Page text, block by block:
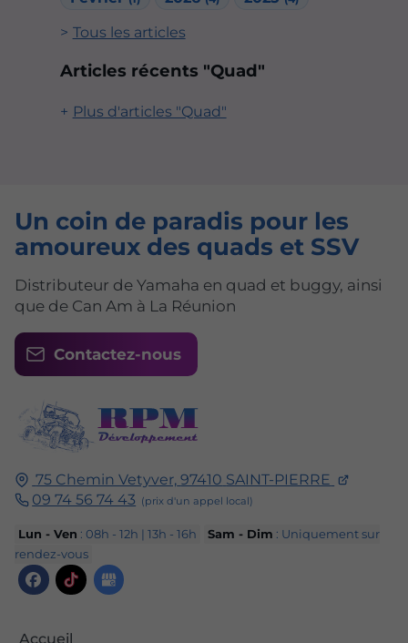
Tous les articles
Articles récents "Quad"
Plus d'articles "Quad"
75 Chemin Vetyver, 97410 SAINT-PIERRE
09 74 56 74 43
Lun - Ven : 08h - 12h | 13h - 16h Sam - Dim : Uniquement sur
rendez-vous
Accueil
Un coin de paradis pour les
amoureux des quads et SSV
Distributeur de Yamaha en quad et buggy, ainsi
que de Can Am à La Réunion
Contactez-nous